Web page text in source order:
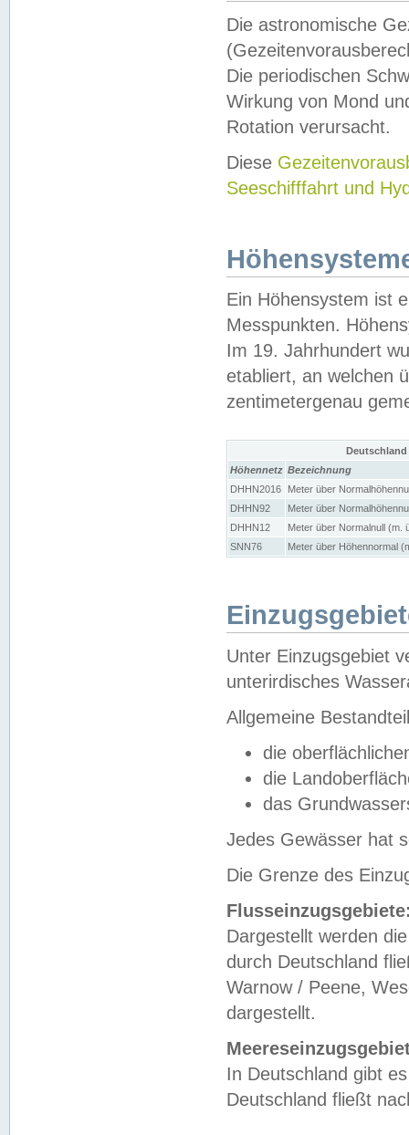
Die astronomische
Die periodischen
Wirkung von Mond
Rotation verursacht.
Diese
Seeschifffahrt und
Ein Höhensystem ist
Messpunkten.
Im 19. Jahrhundert
etabliert, an welchen
zentimetergenau
Höhennetz Bezeichnung
DHHN2016
Meter über
DHHN92
Meter über
DHHN12
Meter über Normalnull (m.
SNN76
Meter über Höhennormal
Unter Einzugsgebiet
unterirdisches
Allgemeine
die
die
das
Jedes Gewässer hat
Die Grenze des
Dargestellt werden
durch Deutschland
Warnow / Peene,
dargestellt.
In Deutschland gibt
Deutschland fließt